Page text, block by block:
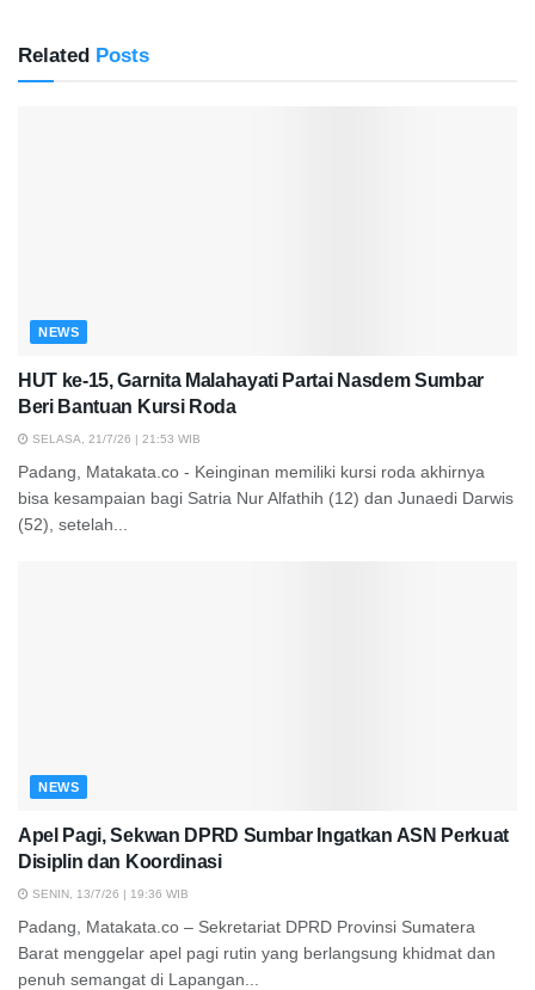
Related Posts
NEWS
HUT ke-15, Garnita Malahayati Partai Nasdem Sumbar
Beri Bantuan Kursi Roda
SELASA, 21/7/26 | 21:53 WIB
Padang, Matakata.co - Keinginan memiliki kursi roda akhirnya
bisa kesampaian bagi Satria Nur Alfathih (12) dan Junaedi Darwis
(52), setelah...
NEWS
Apel Pagi, Sekwan DPRD Sumbar Ingatkan ASN Perkuat
Disiplin dan Koordinasi
SENIN, 13/7/26 | 19:36 WIB
Padang, Matakata.co – Sekretariat DPRD Provinsi Sumatera
Barat menggelar apel pagi rutin yang berlangsung khidmat dan
penuh semangat di Lapangan...